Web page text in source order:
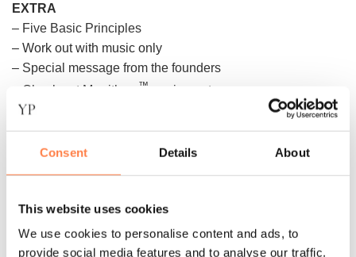
Consent Details About
This website uses cookies
We use cookies to personalise content and ads, to
provide social media features and to analyse our traffic.
EXTRA
– Five Basic Principles
– Work out with music only
– Special message from the founders
– Check out Merrithew
™
equipment
– Learn about instructor training
– Reformer features and safety
– V2 Max Plus
Deluxe Reformer
Merrithew
, Lindsay G. Merrithew, has spent over two